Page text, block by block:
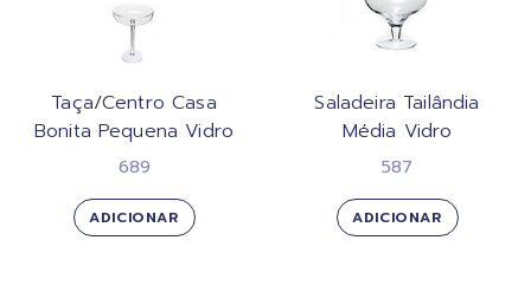
Taça/Centro Casa
Bonita Pequena Vidro
689
ADICIONAR
Saladeira Tailândia
Média Vidro
587
ADICIONAR